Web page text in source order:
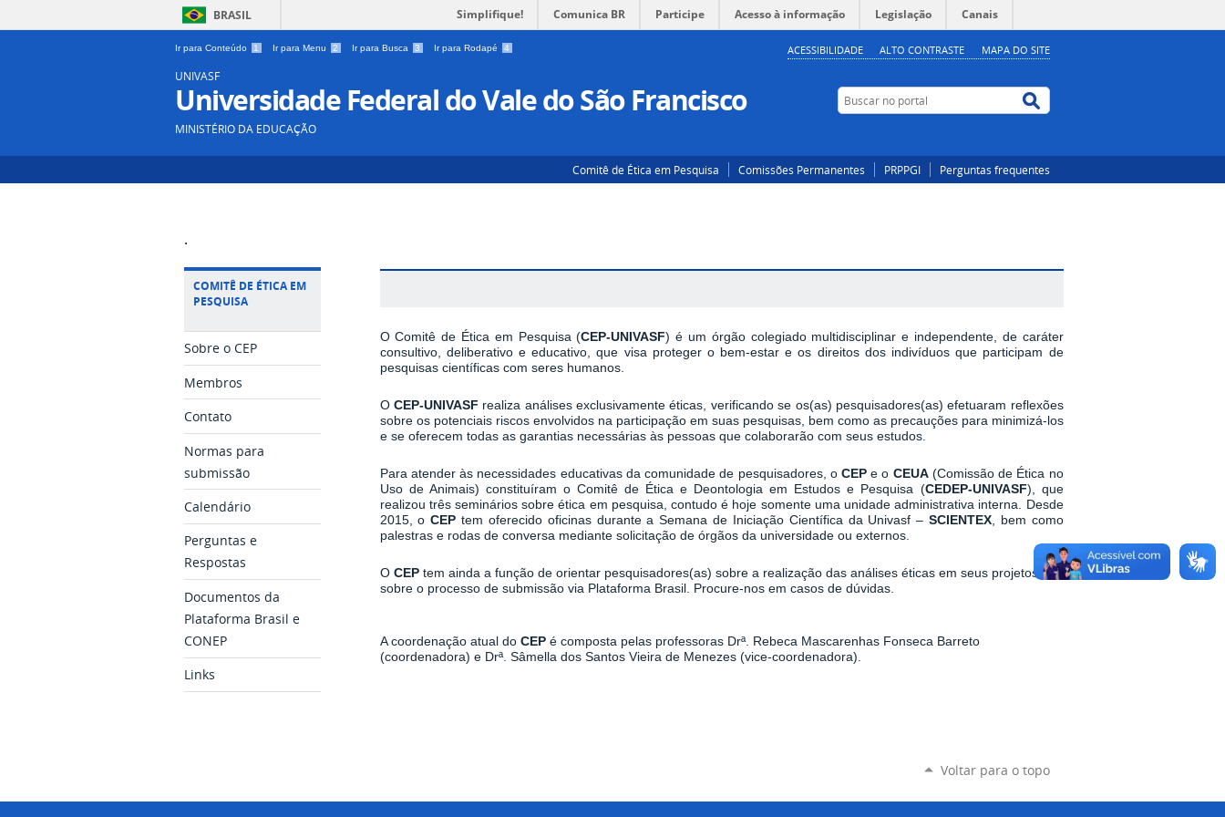
BRASIL Simplifique! Comunica BR Participe Acesso à informação Legislação Canais
Ir para Conteúdo 1 Ir para Menu 2 Ir para Busca 3 Ir para Rodapé 4 ACESSIBILIDADE ALTO CONTRASTE MAPA DO SITE
UNIVASF
Universidade Federal do Vale do São Francisco
MINISTÉRIO DA EDUCAÇÃO
Buscar no portal
Comitê de Ética em Pesquisa Comissões Permanentes PRPPGI Perguntas frequentes
.
COMITÊ DE ÉTICA EM
PESQUISA
Sobre o CEP
Membros
Contato
Normas para
submissão
Calendário
Perguntas e
Respostas
Documentos da
Plataforma Brasil e
CONEP
Links
O Comitê de Ética em Pesquisa (CEP-UNIVASF) é um órgão colegiado multidisciplinar e independente, de caráter
consultivo, deliberativo e educativo, que visa proteger o bem-estar e os direitos dos indivíduos que participam de
pesquisas científicas com seres humanos.
OCEP-UNIVASF realiza análises exclusivamente éticas, verificando se os(as) pesquisadores(as) efetuaram reflexões
sobre os potenciais riscos envolvidos na participação em suas pesquisas, bem como as precauções para minimizá-los
e se oferecem todas as garantias necessárias às pessoas que colaborarão com seus estudos.
Para atender às necessidades educativas da comunidade de pesquisadores, o CEPe o CEUA(Comissão de Ética no
Uso de Animais) constituíram o Comitê de Ética e Deontologia em Estudos e Pesquisa (CEDEP-UNIVASF), que
realizou três seminários sobre ética em pesquisa, contudo é hoje somente uma unidade administrativa interna. Desde
2015, oCEP tem oferecido oficinas durante a Semana de Iniciação Científica da Univasf – SCIENTEX, bem como
palestras e rodas de conversa mediante solicitação de órgãos da universidade ou externos.
O CEPtem ainda a função de orientar pesquisadores(as) sobre a realização das análises éticas em seus projetos e
sobre o processo de submissão via Plataforma Brasil. Procure-nos em casos de dúvidas.
A coordenação atual doCEPé composta pelas professoras Drª. Rebeca Mascarenhas Fonseca Barreto
(coordenadora) e Drª. Sâmella dos Santos Vieira de Menezes (vice-coordenadora).
Voltar para o topo